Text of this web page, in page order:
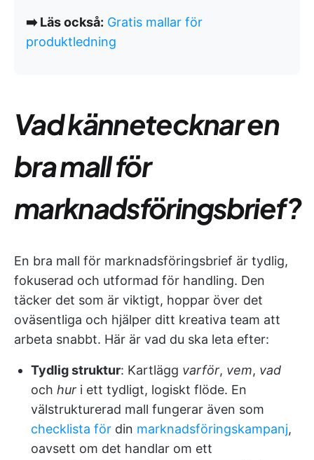
➡️ Läs också: Gratis mallar för
produktledning
Vad kännetecknar en
bra mall för
marknadsföringsbrief?
En bra mall för marknadsföringsbrief är tydlig,
fokuserad och utformad för handling. Den
täcker det som är viktigt, hoppar över det
oväsentliga och hjälper ditt kreativa team att
arbeta snabbt. Här är vad du ska leta efter:
Tydlig struktur: Kartlägg varför, vem, vad
och hur i ett tydligt, logiskt flöde. En
välstrukturerad mall fungerar även som
checklista för din marknadsföringskampanj,
oavsett om det handlar om ett